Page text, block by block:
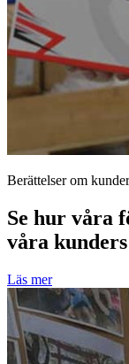
Berättelser om kunder
Se hur våra
våra
Läs mer